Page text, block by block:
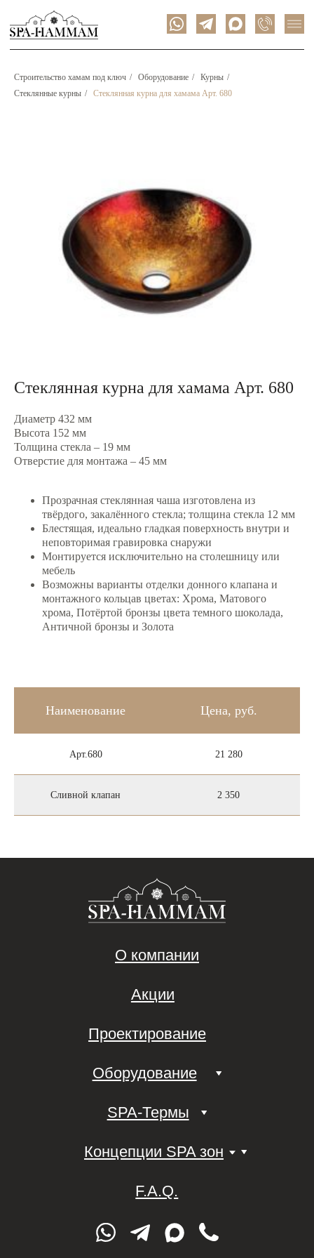
Строительство хамам под ключ / Оборудование / Курны /
Стеклянные курны / Стеклянная курна для хамама Арт. 680
Стеклянная курна для хамама Арт. 680
Диаметр 432 мм
Высота 152 мм
Толщина стекла – 19 мм
Отверстие для монтажа – 45 мм
Прозрачная стеклянная чаша изготовлена из
твёрдого, закалённого стекла; толщина стекла 12 мм
Блестящая, идеально гладкая поверхность внутри и
неповторимая гравировка снаружи
Монтируется исключительно на столешницу или
мебель
Возможны варианты отделки донного клапана и
монтажного кольцав цветах: Хрома, Матового
хрома, Потёртой бронзы цвета темного шоколада,
Античной бронзы и Золота
Наименование Цена, руб.
Арт.680 21 280
Сливной клапан 2 350
Строительство хамам под ключ
SPA-Термы
Акции
Сведения по публичной оферте